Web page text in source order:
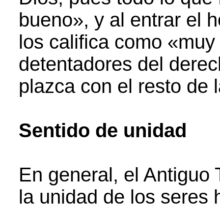
bueno», y al entrar el
los califica como
detentadores del
plazca con el resto de
Sentido de unidad
En general, el Antiguo
la unidad de los seres